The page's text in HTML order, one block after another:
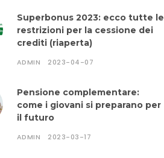
Superbonus 2023: ecco tutte le
restrizioni per la cessione dei
crediti (riaperta)
ADMIN 2023-04-07
Pensione complementare:
come i giovani si preparano per
il futuro
ADMIN 2023-03-17